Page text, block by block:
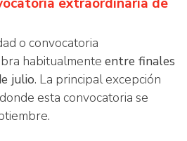
o convocatoria
habitualmente entre finales
julio. La principal excepción
esta convocatoria se